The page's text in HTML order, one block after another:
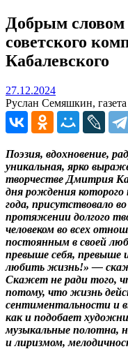
Добрым
советского
Кабалевского
27.12.202427.12.2024
Руслан Семяшкин,
Поэзия, вдохновение,
уникальная, ярко
творчестве Дмитрия
дня рождения которого
года, присутствовало
протяжении долгого
человеком во всех
постоянным в своей
превыше себя, превыше
любить жизнь!» —
Скажет не ради того,
потому, что жизнь
сентиментальности и
как и подобает
музыкальные полотна,
и лиризмом,